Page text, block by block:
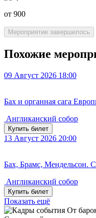
от 900
Мероприятие завершилось
Похожие
09 Август 2026 18:00
Бах и органная сага
Англиканский собор
Купить билет
13 Август 2026 20:00
Бах, Брамс, Мендельсон.
Англиканский собор
Купить билет
Показать ещё